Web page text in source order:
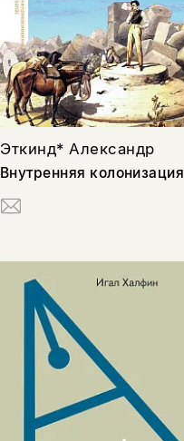
Эткинд* Александр
Внутренняя колонизация